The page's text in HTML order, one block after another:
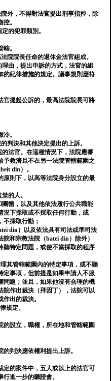
外，不得對法官提出刑事指控，除
。
的犯罪類別。
。
院院長任命的退休金法官組成。
由，提出申訴的方式，法官的組
的紀律措施的規定。議事規則應符
官提起公訴的，最高法院院長可將
。
判決和其他決定提出的上訴。
法官。在這種情況下，法院應審
予救濟且不在另一法院管轄範圍之
din）。
原則下，以高等法院身分設立的最
的人。
體，以及其他依法履行公共職能
況下採取或不採取任何行動，或
不採取行動；
din）以及依法具有司法或準司法
和宗教法院（batei din）除外）
聽特定問題，或使不當採取的程序
其管轄範圍內的特定事項，或不聽
定事項，但前提是如果申請人不服
問題；並且，如果他沒有合理的機
院作出裁決（拜因丁），法院可以
出的裁決。
規定。
的設立，職權，所在地和管轄範圍
判決應依權利提出上訴。
定的案件中，五人或以上的法官可
進一步的聽證會。